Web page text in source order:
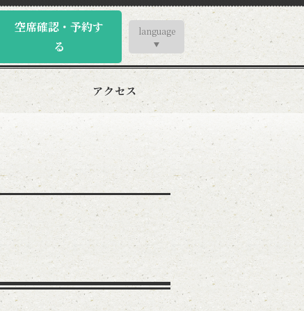
空席確認・予約す
る
language
アクセス